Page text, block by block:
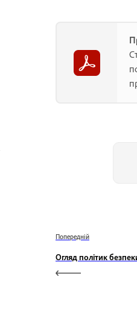
Попередній
Огляд політик